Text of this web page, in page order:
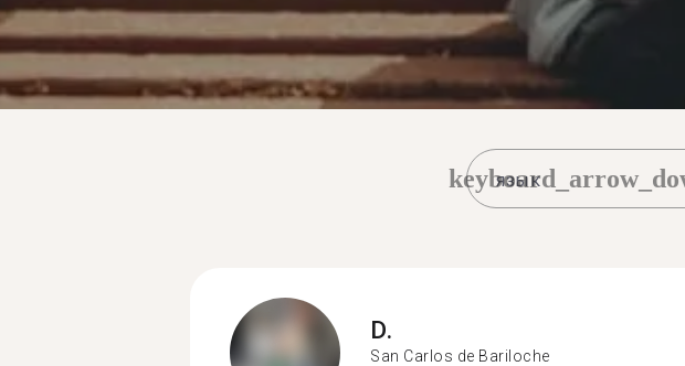
D.
San Carlos de Bariloche